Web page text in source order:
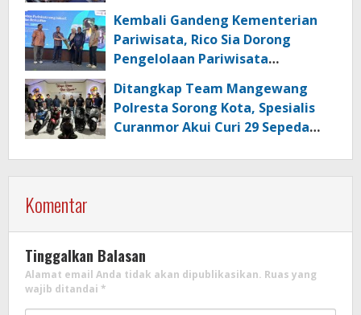
Kembali Gandeng Kementerian
Pariwisata, Rico Sia Dorong
Pengelolaan Pariwisata
Ditangkap Team Mangewang
Polresta Sorong Kota, Spesialis
Curanmor Akui Curi 29 Sepeda
Komentar
Tinggalkan Balasan
Alamat email Anda tidak akan dipublikasikan. Ruas yang
wajib ditandai *